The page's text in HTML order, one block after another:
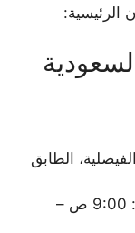
الطابق
الأحد – الخميس: 9:00 ص –